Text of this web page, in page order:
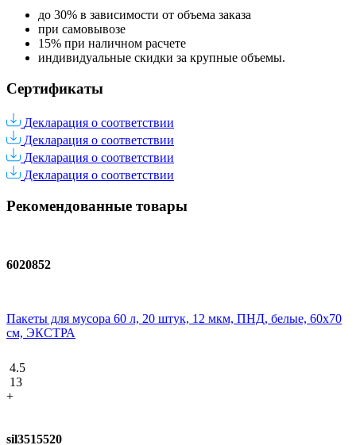
до 30% в зависимости от объема заказа
при самовывозе
15% при наличном расчете
индивидуальные скидки за крупные объемы.
Сертификаты
Декларация о соответствии
Декларация о соответствии
Декларация о соответствии
Декларация о соответствии
Рекомендованные товары
6020852
Пакеты для мусора 60 л, 20 штук, 12 мкм, ПНД, белые, 60х70
см, ЭКСТРА
4.5
13
+
sil3515520